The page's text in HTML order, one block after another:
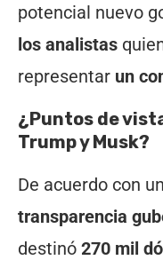
potencial nuevo
los analistas
representar un
¿Puntos de
Trump y Musk?
De acuerdo con un
transparencia
destinó 270 mil